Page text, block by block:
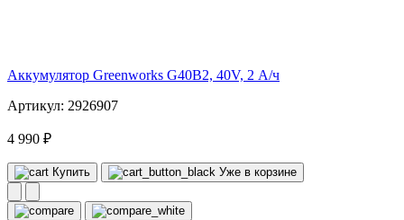
Аккумулятор Greenworks G40B2, 40V, 2 А/ч
Артикул: 2926907
4 990 ₽
Купить Уже в корзине